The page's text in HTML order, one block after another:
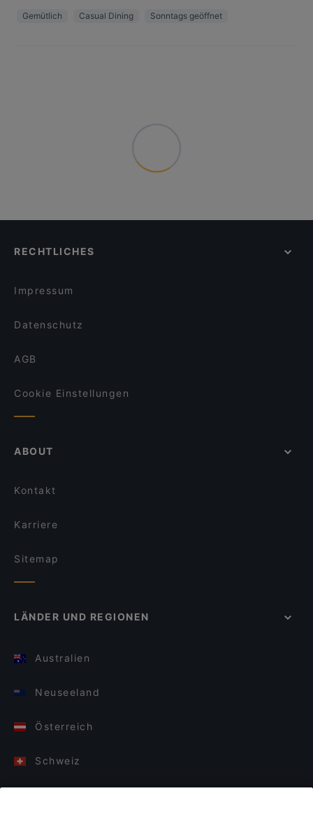
Gemütlich Casual Dining Sonntags geöffnet
RECHTLICHES
Impressum
Datenschutz
AGB
Cookie Einstellungen
ABOUT
Kontakt
Karriere
Sitemap
LÄNDER UND REGIONEN
Australien
Neuseeland
Österreich
Schweiz